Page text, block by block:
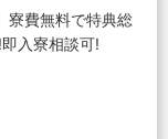
寮費無料で特典総
入寮相談可!